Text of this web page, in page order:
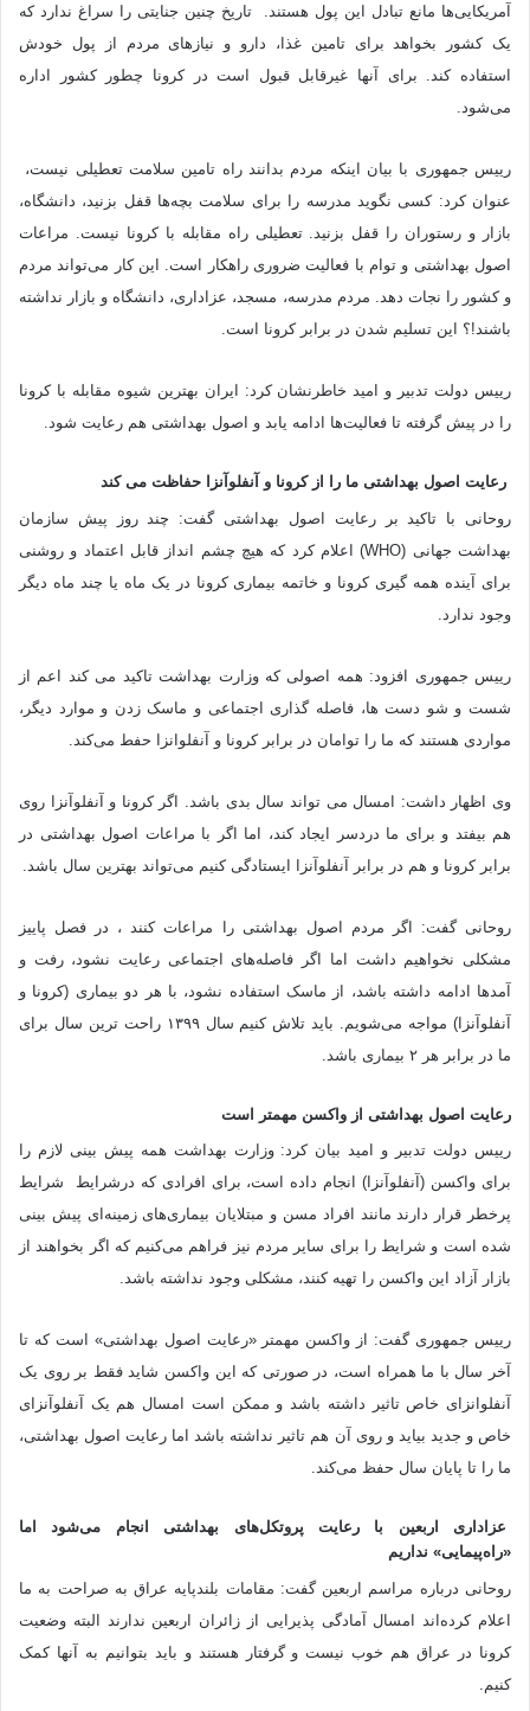
آمریکایی‌ها مانع تبادل این پول هستند. تاریخ چنین جنایتی را سراغ ندارد که
یک کشور بخواهد برای تامین غذا، دارو و نیازهای مردم از پول خودش
استفاده کند. برای آنها غیرقابل قبول است در کرونا چطور کشور اداره
می‌شود.
رییس جمهوری با بیان اینکه مردم بدانند راه تامین سلامت تعطیلی نیست،
عنوان کرد: کسی نگوید مدرسه را برای سلامت بچه‌ها قفل بزنید، دانشگاه،
بازار و رستوران را قفل بزنید. تعطیلی راه مقابله با کرونا نیست. مراعات
اصول بهداشتی و توام با فعالیت ضروری راهکار است. این کار می‌تواند مردم
و کشور را نجات دهد. مردم مدرسه، مسجد، عزاداری، دانشگاه و بازار نداشته
باشند!؟ این تسلیم شدن در برابر کرونا است.
رییس دولت تدبیر و امید خاطرنشان کرد: ایران بهترین شیوه مقابله با کرونا
را در پیش گرفته تا فعالیت‌ها ادامه یابد و اصول بهداشتی هم رعایت شود.
رعایت اصول بهداشتی ما را از کرونا و آنفلوآنزا حفاظت می کند
روحانی با تاکید بر رعایت اصول بهداشتی گفت: چند روز پیش سازمان
بهداشت جهانی (WHO) اعلام کرد که هیچ چشم انداز قابل اعتماد و روشنی
برای آینده همه گیری کرونا و خاتمه بیماری کرونا در یک ماه یا چند ماه دیگر
وجود ندارد.
رییس جمهوری افزود: همه اصولی که وزارت بهداشت تاکید می کند اعم از
شست و شو دست ها، فاصله گذاری اجتماعی و ماسک زدن و موارد دیگر،
مواردی هستند که ما را توامان در برابر کرونا و آنفلوانزا حفط می‌کند.
وی اظهار داشت: امسال می تواند سال بدی باشد. اگر کرونا و آنفلوآنزا روی
هم بیفتد و برای ما دردسر ایجاد کند، اما اگر با مراعات اصول بهداشتی در
برابر کرونا و هم در برابر آنفلوآنزا ایستادگی کنیم می‌تواند بهترین سال باشد.
روحانی گفت: اگر مردم اصول بهداشتی را مراعات کنند ، در فصل پاییز
مشکلی نخواهیم داشت اما اگر فاصله‌های اجتماعی رعایت نشود، رفت و
آمدها ادامه داشته باشد، از ماسک استفاده نشود، با هر دو بیماری (کرونا و
آنفلوآنزا) مواجه می‌شویم. باید تلاش کنیم سال ۱۳۹۹ راحت ترین سال برای
ما در برابر هر ۲ بیماری باشد.
رعایت اصول بهداشتی از واکسن مهمتر است
رییس دولت تدبیر و امید بیان کرد: وزارت بهداشت همه پیش بینی لازم را
برای واکسن (آنفلوآنزا) انجام داده است، برای افرادی که درشرایط شرایط
پرخطر قرار دارند مانند افراد مسن و مبتلایان بیماری‌های زمینه‌ای پیش بینی
شده است و شرایط را برای سایر مردم نیز فراهم می‌کنیم که اگر بخواهند از
بازار آزاد این واکسن را تهیه کنند، مشکلی وجود نداشته باشد.
رییس جمهوری گفت: از واکسن مهمتر «رعایت اصول بهداشتی» است که تا
آخر سال با ما همراه است، در صورتی که این واکسن شاید فقط بر روی یک
آنفلوانزای خاص تاثیر داشته باشد و ممکن است امسال هم یک آنفلوآنزای
خاص و جدید بیاید و روی آن هم تاثیر نداشته باشد اما رعایت اصول بهداشتی،
ما را تا پایان سال حفظ می‌کند.
عزاداری اربعین با رعایت پروتکل‌های بهداشتی انجام می‌شود اما
«راه‌پیمایی» نداریم
روحانی درباره مراسم اربعین گفت: مقامات بلندپایه عراق به صراحت به ما
اعلام کرده‌اند امسال آمادگی پذیرایی از زائران اربعین ندارند البته وضعیت
کرونا در عراق هم خوب نیست و گرفتار هستند و باید بتوانیم به آنها کمک
کنیم.